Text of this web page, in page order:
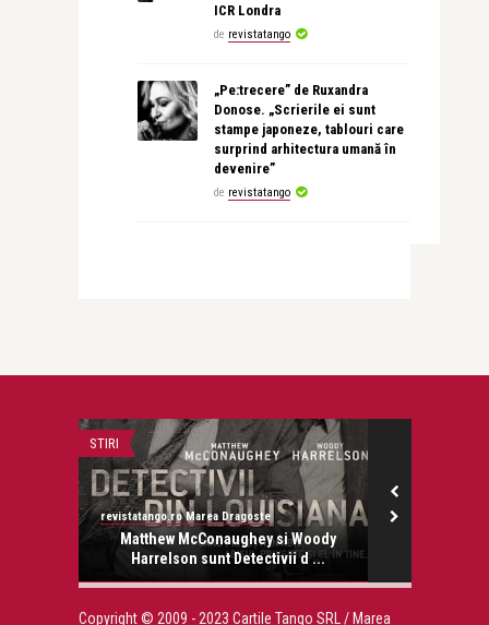
ICR Londra
de revistatango
„Pe:trecere” de Ruxandra
Donose. „Scrierile ei sunt
stampe japoneze, tablouri care
surprind arhitectura umană în
devenire”
de revistatango
STIRI
revistatango.ro Marea Dragoste
Matthew McConaughey si Woody
Harrelson sunt Detectivii d ...
Copyright © 2009 - 2023 Cartile Tango SRL / Marea